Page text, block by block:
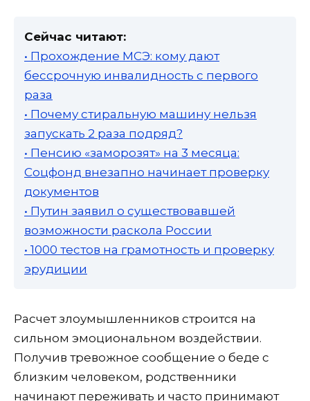
Сейчас читают:
• Прохождение МСЭ: кому дают
бессрочную инвалидность с первого
раза
• Почему стиральную машину нельзя
запускать 2 раза подряд?
• Пенсию «заморозят» на 3 месяца:
Соцфонд внезапно начинает проверку
документов
• Путин заявил о существовавшей
возможности раскола России
• 1000 тестов на грамотность и проверку
эрудиции
Расчет злоумышленников строится на
сильном эмоциональном воздействии.
Получив тревожное сообщение о беде с
близким человеком, родственники
начинают переживать и часто принимают